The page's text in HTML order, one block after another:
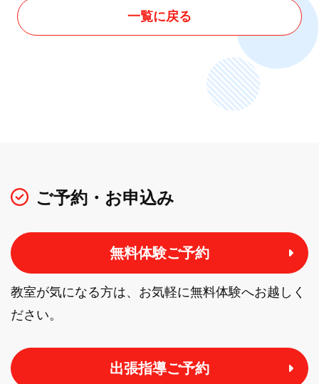
一覧に戻る
ご予約・お申込み
無料体験ご予約
教室が気になる方は、お気軽に無料体験へお越しく
ださい。
出張指導ご予約